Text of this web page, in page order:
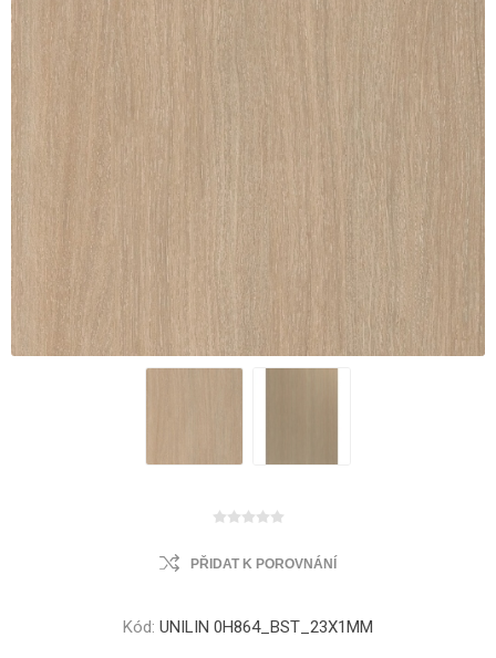
PŘIDAT K POROVNÁNÍ
Kód: UNILIN 0H864_BST_23X1MM